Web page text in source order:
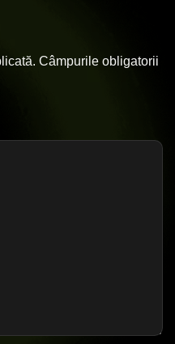
Câmpurile obligatorii